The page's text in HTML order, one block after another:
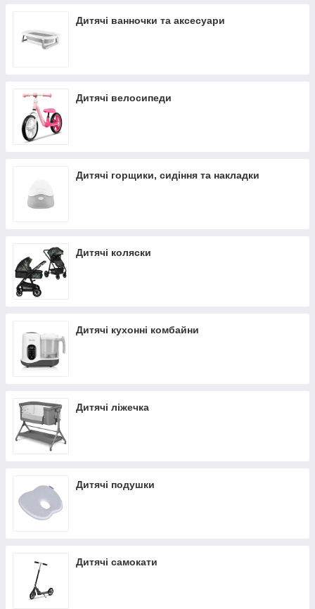
Дитячі ванночки та аксесуари
Дитячі велосипеди
Дитячі горщики, сидіння та накладки
Дитячі коляски
Дитячі кухонні комбайни
Дитячі ліжечка
Дитячі подушки
Дитячі самокати